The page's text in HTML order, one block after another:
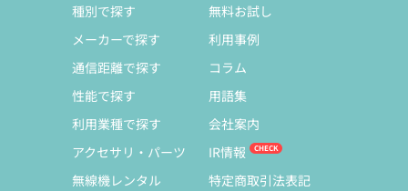
種別で探す
メーカーで探す
通信距離で探す
性能で探す
利用業種で探す
アクセサリ・パーツ
無線機レンタル
無料お試し
利用事例
コラム
用語集
会社案内
IR情報
特定商取引法表記